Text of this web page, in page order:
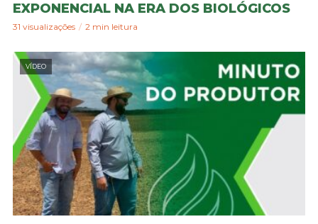
EXPONENCIAL NA ERA DOS BIOLÓGICOS
31 visualizações 2 min leitura
VÍDEO